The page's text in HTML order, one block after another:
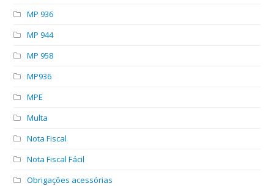
MP 936
MP 944
MP 958
MP936
MPE
Multa
Nota Fiscal
Nota Fiscal Fácil
Obrigações acessórias